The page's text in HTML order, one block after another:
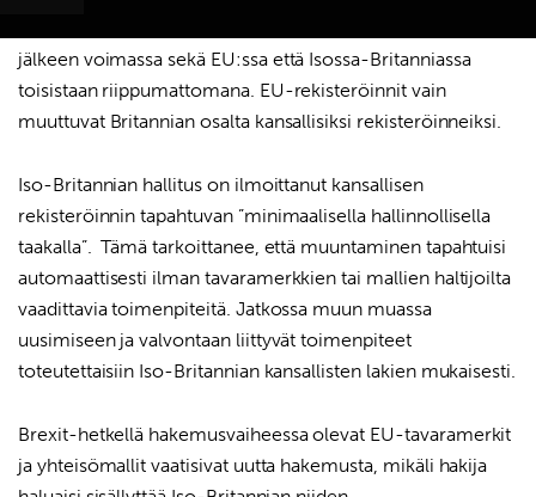
Haku:
jälkeen voimassa sekä EU:ssa että Isossa-Britanniassa
toisistaan riippumattomana. EU-rekisteröinnit vain
muuttuvat Britannian osalta kansallisiksi rekisteröinneiksi.
Iso-Britannian hallitus on ilmoittanut kansallisen
rekisteröinnin tapahtuvan ”minimaalisella hallinnollisella
taakalla”. Tämä tarkoittanee, että muuntaminen tapahtuisi
automaattisesti ilman tavaramerkkien tai mallien haltijoilta
vaadittavia toimenpiteitä. Jatkossa muun muassa
uusimiseen ja valvontaan liittyvät toimenpiteet
toteutettaisiin Iso-Britannian kansallisten lakien mukaisesti.
Brexit-hetkellä hakemusvaiheessa olevat EU-tavaramerkit
ja yhteisömallit vaatisivat uutta hakemusta, mikäli hakija